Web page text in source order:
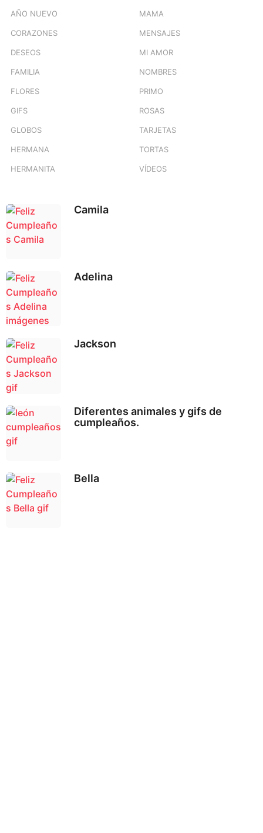
AÑO NUEVO
CORAZONES
DESEOS
FAMILIA
FLORES
GIFS
GLOBOS
HERMANA
HERMANITA
MAMA
MENSAJES
MI AMOR
NOMBRES
PRIMO
ROSAS
TARJETAS
TORTAS
VÍDEOS
Camila
Adelina
Jackson
Diferentes animales y gifs de
cumpleaños.
Bella